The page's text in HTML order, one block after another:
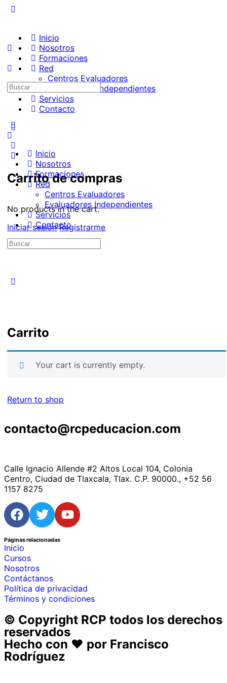
Inicio
Nosotros
Formaciones
Red
Centros Evaluadores
Evaluadores Independientes
Servicios
Contacto
Carrito de compras
No products in the cart.
Iniciar sesión Registrarme
Inicio
Nosotros
Formaciones
Red
Centros Evaluadores
Evaluadores Independientes
Servicios
Contacto
Carrito
Your cart is currently empty.
Return to shop
contacto@rcpeducacion.com
Calle Ignacio Allende #2 Altos Local 104, Colonia
Centro, Ciudad de Tlaxcala, Tlax. C.P. 90000., +52 56
1157 8275
Páginas relacionadas
Inicio
Cursos
Nosotros
Contáctanos
Política de privacidad
Términos y condiciones
© Copyright RCP todos los derechos
reservados
Hecho con ♥ por Francisco
Rodríguez